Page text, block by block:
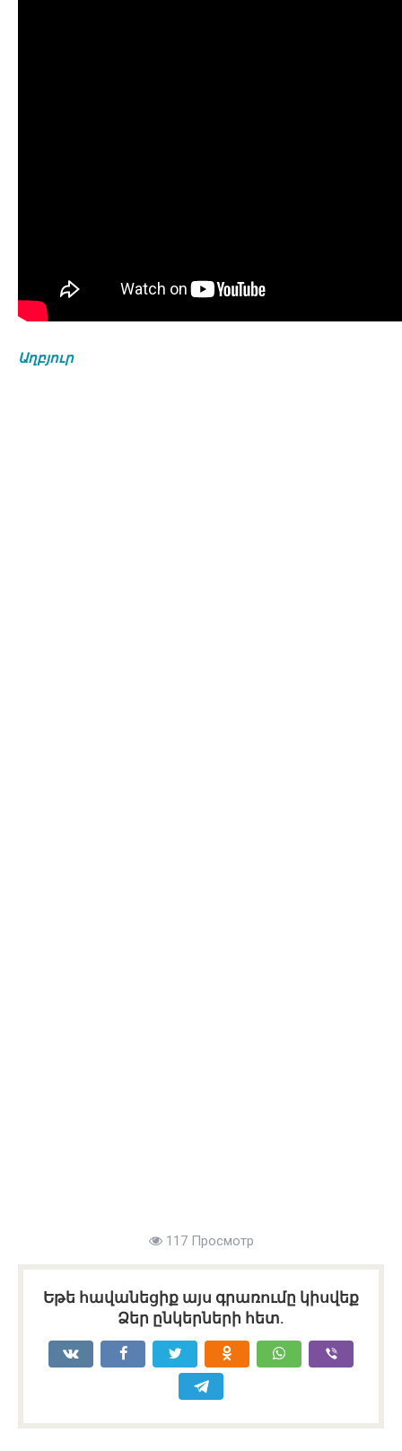
Աղբյուր
117 Просмотр
Եթե հավանեցիք այս գրառումը կիսվեք
Ձեր ընկերների հետ.